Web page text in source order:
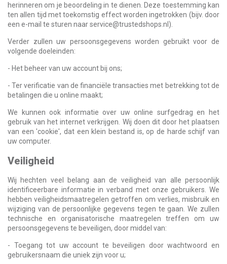
herinneren om je beoordeling in te dienen. Deze toestemming kan
ten allen tijd met toekomstig effect worden ingetrokken (bijv. door
een e-mail te sturen naarservice@trustedshops.nl ).
Verder zullen uw persoonsgegevens worden gebruikt voor de
volgende doeleinden:
- Het beheer van uw account bij ons;
- Ter verificatie van de financiële transacties met betrekking tot de
betalingen die u online maakt;
We kunnen ook informatie over uw online surfgedrag en het
gebruik van het internet verkrijgen. Wij doen dit door het plaatsen
van een 'cookie', dat een klein bestand is, op de harde schijf van
uw computer.
Veiligheid
Wij hechten veel belang aan de veiligheid van alle persoonlijk
identificeerbare informatie in verband met onze gebruikers. We
hebben veiligheidsmaatregelen getroffen om verlies, misbruik en
wijziging van de persoonlijke gegevens tegen te gaan. We zullen
technische en organisatorische maatregelen treffen om uw
persoonsgegevens te beveiligen, door middel van:
- Toegang tot uw account te beveiligen door wachtwoord en
gebruikersnaam die uniek zijn voor u;